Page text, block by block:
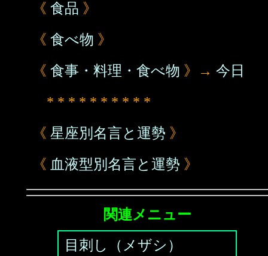
《 食品 》
《 食べ物 》
《 食事・料理・食べ物 》→ 今日
* * * * * * * * * *
《 星座別名言と運勢 》
《 血液型別名言と運勢 》
関連メニュー
目刺し（メザシ）